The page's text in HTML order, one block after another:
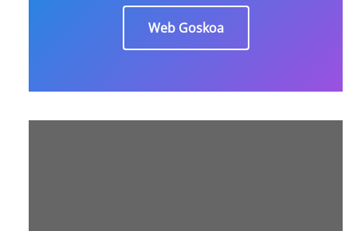
Web Goskoa